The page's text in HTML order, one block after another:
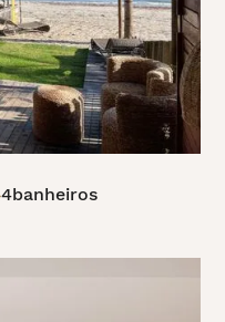
4banheiros